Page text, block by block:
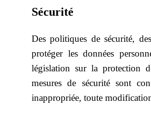
Sécurité
Des politiques de sécurité,
protéger les données
législation sur la protection
mesures de sécurité sont
inappropriée, toute